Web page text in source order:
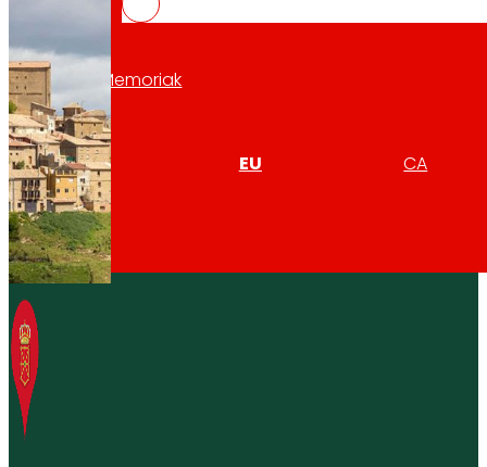
Memoriak
ES EU CA